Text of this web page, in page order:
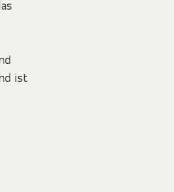
ist